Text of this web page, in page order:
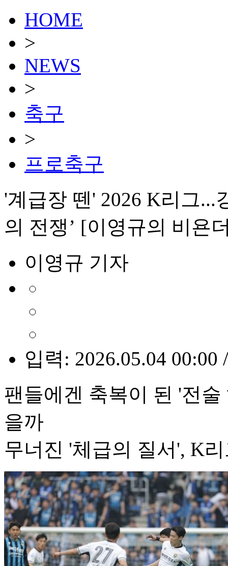
HOME
>
NEWS
>
축구
>
프로축구
'계급장 뗀' 2026 K리그...
의 전쟁’ [이영규의 비욘
이영규 기자
입력: 2026.05.04 00:00
팬들에겐 축복이 된 '전
을까
무너진 '체급의 질서', K